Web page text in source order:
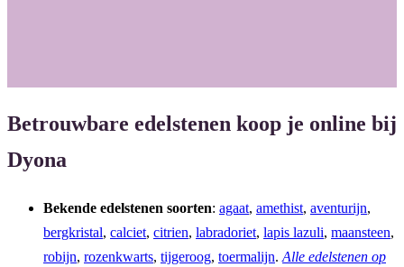
m
Betrouwbare edelstenen koop je online bij
Dyona
Bekende edelstenen soorten: agaat, amethist, aventurijn,
bergkristal, calciet, citrien, labradoriet, lapis lazuli, maansteen,
robijn, rozenkwarts, tijgeroog, toermalijn. Alle edelstenen op